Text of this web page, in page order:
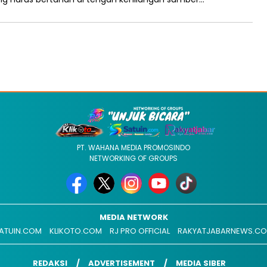
PT. WAHANA MEDIA PROMOSINDO
NETWORKING OF GROUPS
MEDIA NETWORK
KLIKOTO.COM RJ PRO OFFICIAL
REDAKSI ADVERTISEMENT MEDIA SIBER